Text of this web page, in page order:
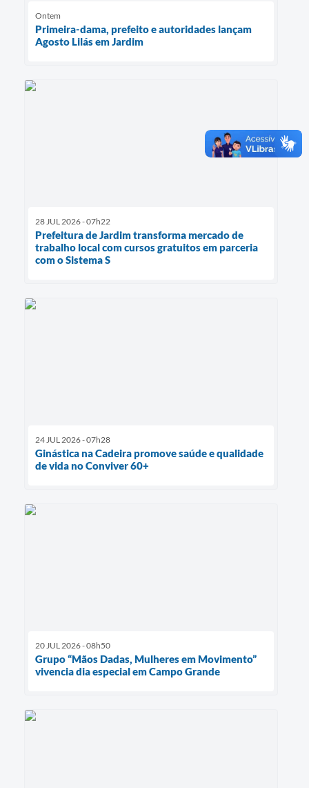
Ontem
Primeira-dama, prefeito e autoridades lançam
Agosto Lilás em Jardim
28 JUL 2026 - 07h22
Prefeitura de Jardim transforma mercado de
trabalho local com cursos gratuitos em parceria
com o Sistema S
24 JUL 2026 - 07h28
Ginástica na Cadeira promove saúde e qualidade
de vida no Conviver 60+
20 JUL 2026 - 08h50
Grupo “Mãos Dadas, Mulheres em Movimento”
vivencia dia especial em Campo Grande